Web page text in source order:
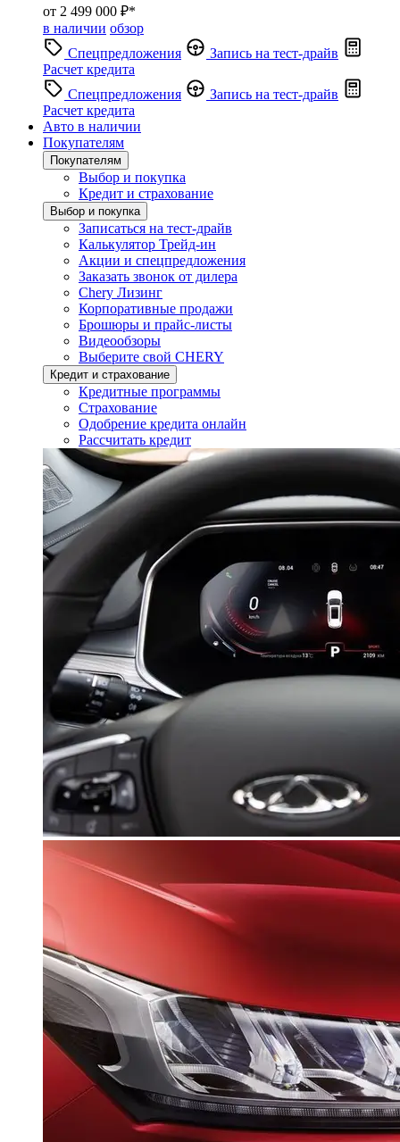
от 2 499 000 ₽*
в наличии обзор
Спецпредложения
Запись на тест-драйв
Расчет кредита
Спецпредложения
Запись на тест-драйв
Расчет кредита
Авто в наличии
Покупателям
Покупателям
Выбор и покупка
Кредит и страхование
Выбор и покупка
Записаться на тест-драйв
Калькулятор Трейд-ин
Акции и спецпредложения
Заказать звонок от дилера
Chery Лизинг
Корпоративные продажи
Брошюры и прайс-листы
Видеообзоры
Выберите свой CHERY
Кредит и страхование
Кредитные программы
Страхование
Одобрение кредита онлайн
Рассчитать кредит